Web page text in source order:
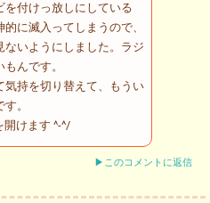
を付けっ放しにしている
に滅入ってしまうので、
ないようにしました。ラジ
んです。
気持を切り替えて、もうい
。
けます ^-^/
▶このコメントに返信